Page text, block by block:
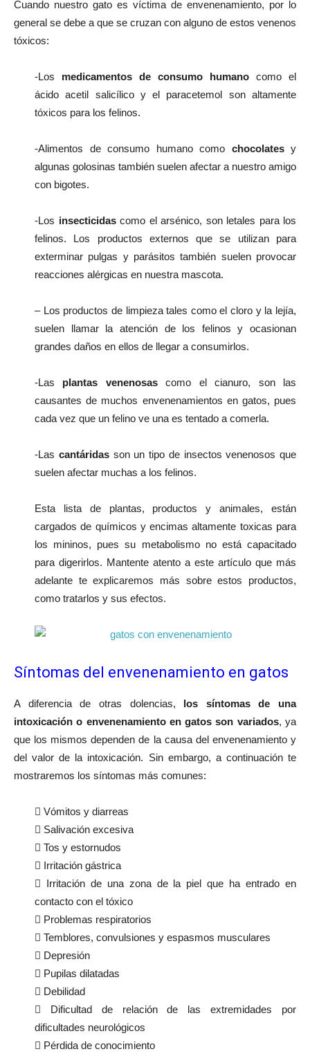
Cuando nuestro gato es víctima de envenenamiento, por lo
general se debe a que se cruzan con alguno de estos venenos
tóxicos:
-Los medicamentos de consumo humano como el
ácido acetil salicílico y el paracetemol son altamente
tóxicos para los felinos.
-Alimentos de consumo humano como chocolatesy
algunas golosinas también suelen afectar a nuestro amigo
con bigotes.
-Los insecticidascomo el arsénico, son letales para los
felinos. Los productos externos que se utilizan para
exterminar pulgas y parásitos también suelen provocar
reacciones alérgicas en nuestra mascota.
– Los productos de limpieza tales como el cloro y la lejía,
suelen llamar la atención de los felinos y ocasionan
grandes daños en ellos de llegar a consumirlos.
-Las plantas venenosascomo el cianuro, son las
causantes de muchos envenenamientos en gatos, pues
cada vez que un felino ve una es tentado a comerla.
-Las cantáridasson un tipo de insectos venenosos que
suelen afectar muchas a los felinos.
Esta lista de plantas, productos y animales, están
cargados de químicos y encimas altamente toxicas para
los mininos, pues su metabolismo no está capacitado
para digerirlos. Mantente atento a este artículo que más
adelante te explicaremos más sobre estos productos,
como tratarlos y sus efectos.
Síntomas del envenenamiento en gatos
A diferencia de otras dolencias, los síntomas de una
intoxicación o envenenamiento en gatos son variados, ya
que los mismos dependen de la causa del envenenamiento y
del valor de la intoxicación. Sin embargo, a continuación te
mostraremos los síntomas más comunes:
 Vómitos y diarreas
 Salivación excesiva
 Tos y estornudos
 Irritación gástrica
 Irritación de una zona de la piel que ha entrado en
contacto con el tóxico
 Problemas respiratorios
 Temblores, convulsiones y espasmos musculares
 Depresión
 Pupilas dilatadas
 Debilidad
 Dificultad de relación de las extremidades por
dificultades neurológicos
 Pérdida de conocimiento